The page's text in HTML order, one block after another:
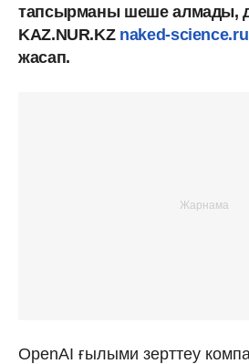
тапсырманы шеше алмады,
KAZ.NUR.KZ naked-science.ru
жасап.
OpenAI ғылыми зерттеу